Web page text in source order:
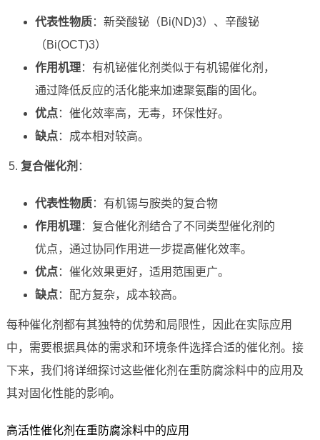
代表性物质：新癸酸铋（Bi(ND)3）、辛酸铋
（Bi(OCT)3）
作用机理：有机铋催化剂类似于有机锡催化剂，
通过降低反应的活化能来加速聚氨酯的固化。
优点：催化效率高，无毒，环保性好。
缺点：成本相对较高。
复合催化剂 ：
代表性物质：有机锡与胺类的复合物
作用机理：复合催化剂结合了不同类型催化剂的
优点，通过协同作用进一步提高催化效率。
优点：催化效果更好，适用范围更广。
缺点：配方复杂，成本较高。
每种催化剂都有其独特的优势和局限性，因此在实际应用
中，需要根据具体的需求和环境条件选择合适的催化剂。接
下来，我们将详细探讨这些催化剂在重防腐涂料中的应用及
其对固化性能的影响。
高活性催化剂在重防腐涂料中的应用